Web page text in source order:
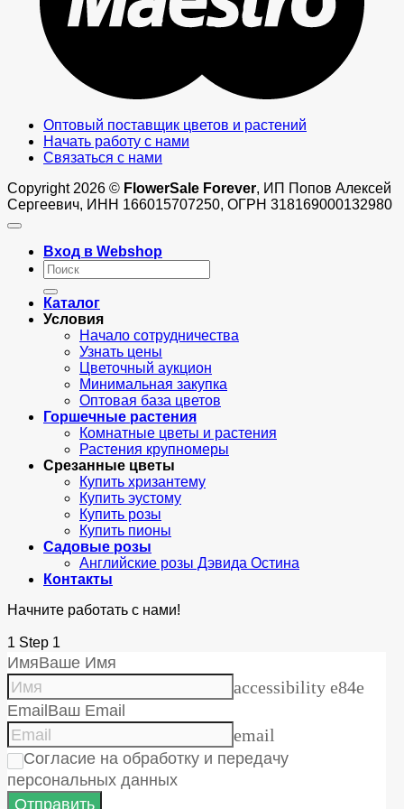
Оптовый поставщик цветов и растений
Начать работу с нами
Связаться с нами
Copyright 2026 © FlowerSale Forever, ИП Попов Алексей
Сергеевич, ИНН 166015707250, ОГРН 318169000132980
Вход в Webshop
Искать:
Каталог
Условия
Начало сотрудничества
Узнать цены
Цветочный аукцион
Минимальная закупка
Оптовая база цветов
Горшечные растения
Комнатные цветы и растения
Растения крупномеры
Срезанные цветы
Купить хризантему
Купить эустому
Купить розы
Купить пионы
Садовые розы
Английские розы Дэвида Остина
Контакты
Начните работать с нами!
1 Step 1
ИмяВаше Имя
accessibility e84e
EmailВаш Email
email
Согласие на обработку и передачу
персональных данных
Отправить